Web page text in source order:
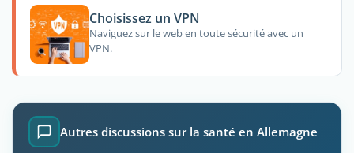
Choisissez un VPN
Naviguez sur le web en toute sécurité avec un
VPN.
Autres discussions sur la santé en Allemagne